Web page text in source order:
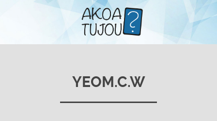
votre
recherche
:
YEOM.C.W